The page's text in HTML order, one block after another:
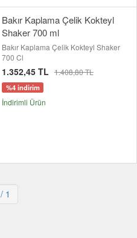
Bakır Kaplama Çelik Kokteyl
Shaker 700 ml
Bakır Kaplama Çelik Kokteyl Shaker
700 Cl
1.352,45 TL 1.408,80 TL
%4 indirim
İndirimli Ürün
/ 1